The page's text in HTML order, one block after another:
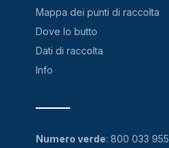
Mappa dei punti di raccolta
Dove lo butto
Dati di raccolta
Info
Numero verde: 800 033 955